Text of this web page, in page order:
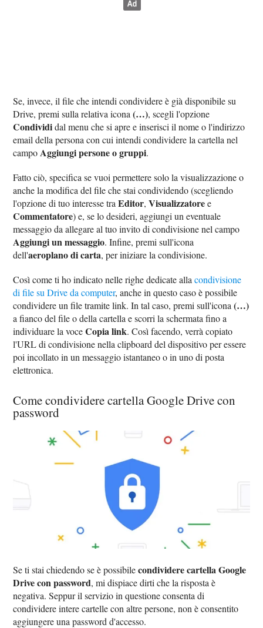
Se, invece, il file che intendi condividere è già disponibile su
Drive, premi sulla relativa icona(…), scegli l'opzione
Condivididal menu che si apre e inserisci il nome o l'indirizzo
email della persona con cui intendi condividere la cartella nel
campoAggiungi persone o gruppi.
Fatto ciò, specifica se vuoi permettere solo la visualizzazione o
anche la modifica del file che stai condividendo (scegliendo
l'opzione di tuo interesse traEditor,Visualizzatoree
Commentatore) e, se lo desideri, aggiungi un eventuale
messaggio da allegare al tuo invito di condivisione nel campo
Aggiungi un messaggio. Infine, premi sull'icona
dell'aeroplano di carta, per iniziare la condivisione.
Così come ti ho indicato nelle righe dedicate allacondivisione
di file su Drive da computer, anche in questo caso è possibile
condividere un file tramite link. In tal caso, premi sull'icona(…)
a fianco del file o della cartella e scorri la schermata fino a
individuare la voceCopia link. Così facendo, verrà copiato
l'URL di condivisione nella clipboard del dispositivo per essere
poi incollato in un messaggio istantaneo o in uno di posta
elettronica.
Come condividere cartella Google Drive con
password
Se ti stai chiedendo se è possibilecondividere cartella Google
Drive con password, mi dispiace dirti che la risposta è
negativa. Seppur il servizio in questione consenta di
condividere intere cartelle con altre persone, non è consentito
aggiungere una password d'accesso.